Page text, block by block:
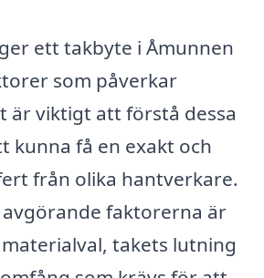
ett takbyte i Åmunnen
som påverkar
är viktigt att förstå dessa
kunna få en exakt och
från olika hantverkare.
avgörande faktorerna är
takets lutning